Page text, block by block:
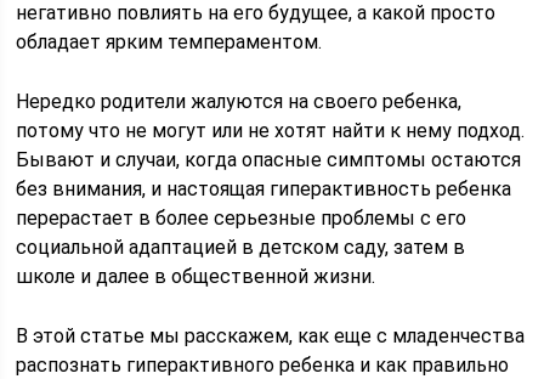
негативно повлиять на его будущее, а какой просто
обладает ярким темпераментом.
Нередко родители жалуются на своего ребенка,
потому что не могут или не хотят найти к нему подход.
Бывают и случаи, когда опасные симптомы остаются
без внимания, и настоящая гиперактивность ребенка
перерастает в более серьезные проблемы с его
социальной адаптацией в детском саду, затем в
школе и далее в общественной жизни.
В этой статье мы расскажем, как еще с младенчества
распознать гиперактивного ребенка и как правильно